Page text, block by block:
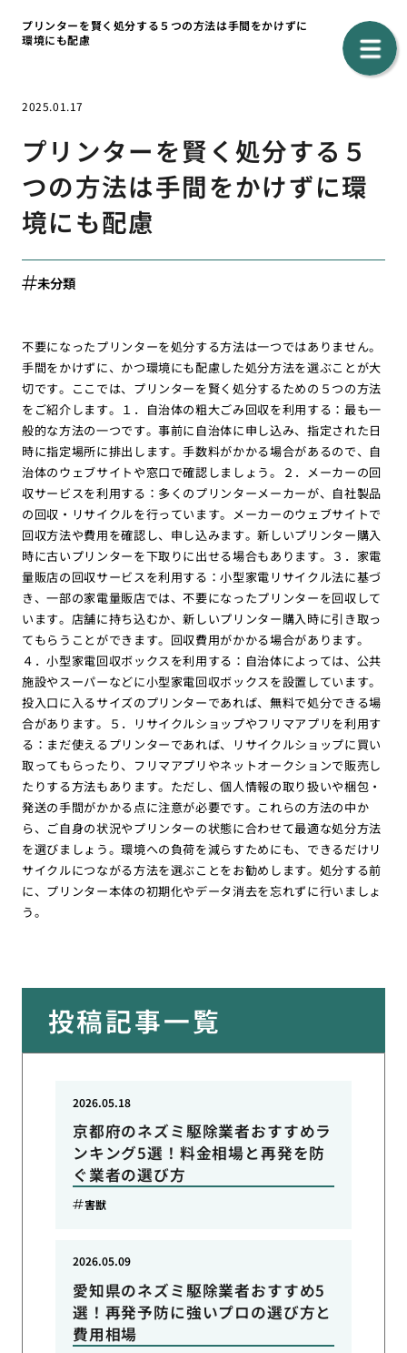
プリンターを賢く処分する５つの方法は手間をかけずに
環境にも配慮
2025.01.17
プリンターを賢く処分する５
つの方法は手間をかけずに環
境にも配慮
未分類
不要になったプリンターを処分する方法は一つではありません。
手間をかけずに、かつ環境にも配慮した処分方法を選ぶことが大
切です。ここでは、プリンターを賢く処分するための５つの方法
をご紹介します。１．自治体の粗大ごみ回収を利用する：最も一
般的な方法の一つです。事前に自治体に申し込み、指定された日
時に指定場所に排出します。手数料がかかる場合があるので、自
治体のウェブサイトや窓口で確認しましょう。２．メーカーの回
収サービスを利用する：多くのプリンターメーカーが、自社製品
の回収・リサイクルを行っています。メーカーのウェブサイトで
回収方法や費用を確認し、申し込みます。新しいプリンター購入
時に古いプリンターを下取りに出せる場合もあります。３．家電
量販店の回収サービスを利用する：小型家電リサイクル法に基づ
き、一部の家電量販店では、不要になったプリンターを回収して
います。店舗に持ち込むか、新しいプリンター購入時に引き取っ
てもらうことができます。回収費用がかかる場合があります。
４．小型家電回収ボックスを利用する：自治体によっては、公共
施設やスーパーなどに小型家電回収ボックスを設置しています。
投入口に入るサイズのプリンターであれば、無料で処分できる場
合があります。５．リサイクルショップやフリマアプリを利用す
る：まだ使えるプリンターであれば、リサイクルショップに買い
取ってもらったり、フリマアプリやネットオークションで販売し
たりする方法もあります。ただし、個人情報の取り扱いや梱包・
発送の手間がかかる点に注意が必要です。これらの方法の中か
ら、ご自身の状況やプリンターの状態に合わせて最適な処分方法
を選びましょう。環境への負荷を減らすためにも、できるだけリ
サイクルにつながる方法を選ぶことをお勧めします。処分する前
に、プリンター本体の初期化やデータ消去を忘れずに行いましょ
う。
投稿記事一覧
京都府のネズミ駆除業者おすすめラ
ンキング5選！料金相場と再発を防
ぐ業者の選び方
2026.05.18
害獣
愛知県のネズミ駆除業者おすすめ5
選！再発予防に強いプロの選び方と
費用相場
2026.05.09